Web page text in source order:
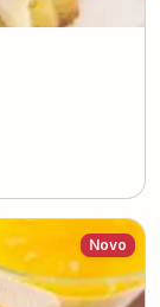
Novo